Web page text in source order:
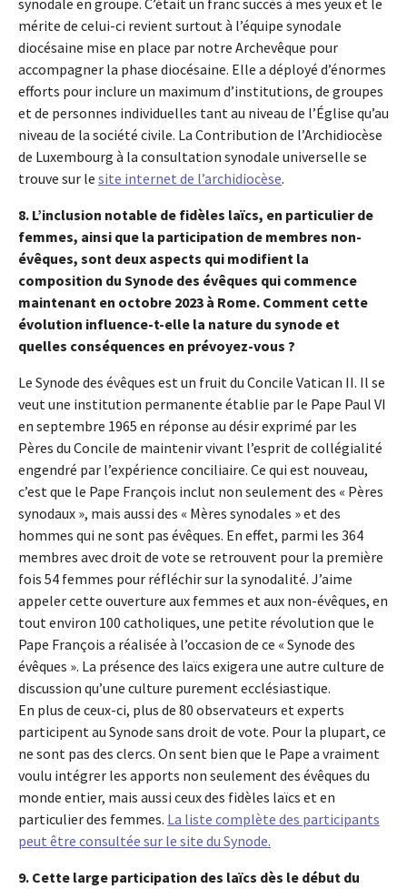
synodale en groupe. C’était un franc succès à mes yeux et le
mérite de celui-ci revient surtout à l’équipe synodale
diocésaine mise en place par notre Archevêque pour
accompagner la phase diocésaine. Elle a déployé d’énormes
efforts pour inclure un maximum d’institutions, de groupes
et de personnes individuelles tant au niveau de l’Église qu’au
niveau de la société civile. La Contribution de l’Archidiocèse
de Luxembourg à la consultation synodale universelle se
trouve sur le site internet de l’archidiocèse.
8. L’inclusion notable de fidèles laïcs, en particulier de
femmes, ainsi que la participation de membres non-
évêques, sont deux aspects qui modifient la
composition du Synode des évêques qui commence
maintenant en octobre 2023 à Rome. Comment cette
évolution influence-t-elle la nature du synode et
quelles conséquences en prévoyez-vous ?
Le Synode des évêques est un fruit du Concile Vatican II. Il se
veut une institution permanente établie par le Pape Paul VI
en septembre 1965 en réponse au désir exprimé par les
Pères du Concile de maintenir vivant l’esprit de collégialité
engendré par l’expérience conciliaire. Ce qui est nouveau,
c’est que le Pape François inclut non seulement des « Pères
synodaux », mais aussi des « Mères synodales » et des
hommes qui ne sont pas évêques. En effet, parmi les 364
membres avec droit de vote se retrouvent pour la première
fois 54 femmes pour réfléchir sur la synodalité. J’aime
appeler cette ouverture aux femmes et aux non-évêques, en
tout environ 100 catholiques, une petite révolution que le
Pape François a réalisée à l’occasion de ce « Synode des
évêques ». La présence des laïcs exigera une autre culture de
discussion qu’une culture purement ecclésiastique.
En plus de ceux-ci, plus de 80 observateurs et experts
participent au Synode sans droit de vote. Pour la plupart, ce
ne sont pas des clercs. On sent bien que le Pape a vraiment
voulu intégrer les apports non seulement des évêques du
monde entier, mais aussi ceux des fidèles laïcs et en
particulier des femmes. La liste complète des participants
peut être consultée sur le site du Synode.
9. Cette large participation des laïcs dès le début du